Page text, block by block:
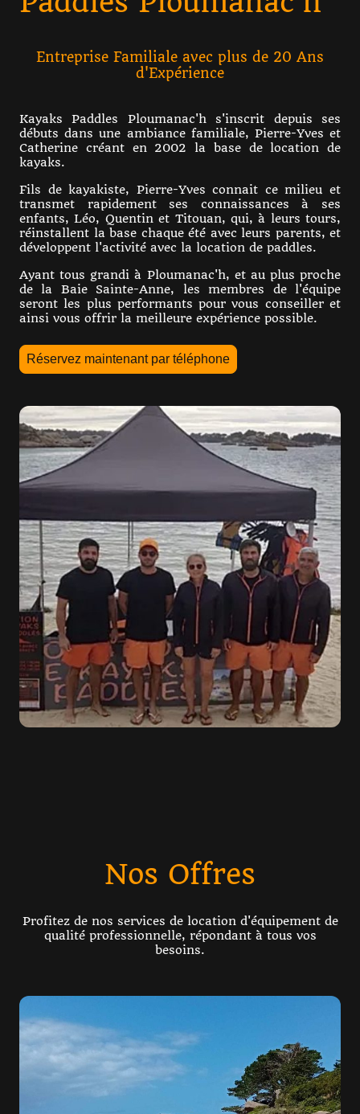
Entreprise Familiale avec plus de 20 Ans
d'Expérience
Kayaks Paddles Ploumanac'h s'inscrit depuis ses
débuts dans une ambiance familiale, Pierre-Yves et
Catherine créant en 2002 la base de location de
kayaks.
Fils de kayakiste, Pierre-Yves connait ce milieu et
transmet rapidement ses connaissances à ses
enfants, Léo, Quentin et Titouan, qui, à leurs tours,
réinstallent la base chaque été avec leurs parents, et
développent l'activité avec la location de paddles.
Ayant tous grandi à Ploumanac'h, et au plus proche
de la Baie Sainte-Anne, les membres de l'équipe
seront les plus performants pour vous conseiller et
ainsi vous offrir la meilleure expérience possible.
Réservez maintenant par téléphone
Nos Offres
Profitez de nos services de location d'équipement de
qualité professionnelle, répondant à tous vos
besoins.